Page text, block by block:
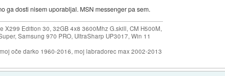
ga dosti nisem uporabljal. MSN messenger pa sem.
X299 Edition 30, 32GB 4x8 3600Mhz G.skill, CM H500M,
Samsung 970 PRO, UltraSharp UP3017, Win 11
oče darko 1960-2016, moj labradorec max 2002-2013